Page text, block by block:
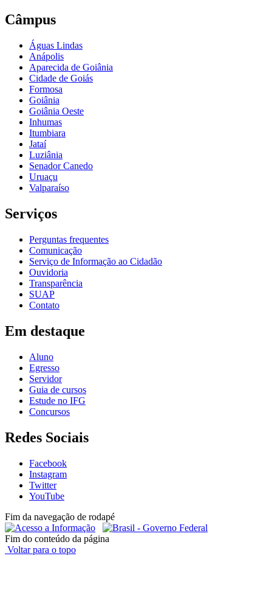
Câmpus
Águas Lindas
Anápolis
Aparecida de Goiânia
Cidade de Goiás
Formosa
Goiânia
Goiânia Oeste
Inhumas
Itumbiara
Jataí
Luziânia
Senador Canedo
Uruaçu
Valparaíso
Serviços
Perguntas frequentes
Comunicação
Serviço de Informação ao Cidadão
Ouvidoria
Transparência
SUAP
Contato
Em destaque
Aluno
Egresso
Servidor
Guia de cursos
Estude no IFG
Concursos
Redes Sociais
Facebook
Instagram
Twitter
YouTube
Fim da navegação de rodapé
Fim do conteúdo da página
Voltar para o topo